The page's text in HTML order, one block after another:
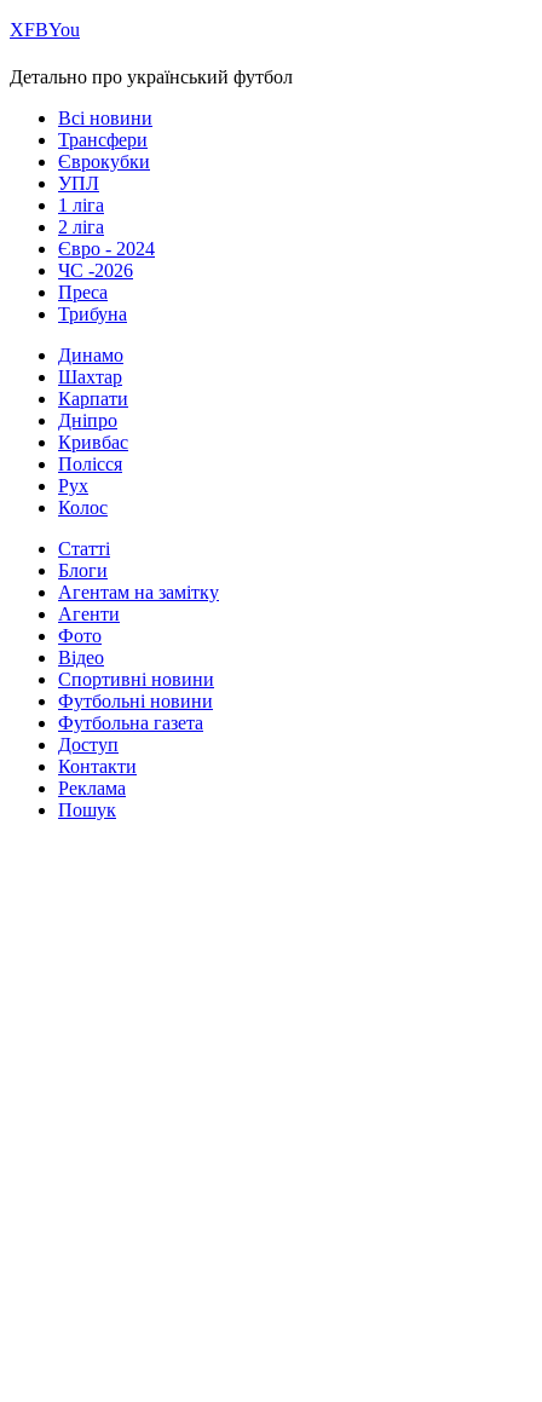
ХFBYou
Детально про український футбол
Всі новини
Трансфери
Єврокубки
УПЛ
1 ліга
2 ліга
Євро - 2024
ЧС -2026
Преса
Трибуна
Динамо
Шахтар
Карпати
Дніпро
Кривбас
Полісся
Рух
Колос
Статті
Блоги
Агентам на замітку
Агенти
Фото
Відео
Спортивні новини
Футбольні новини
Футбольна газета
Доступ
Контакти
Реклама
Пошук